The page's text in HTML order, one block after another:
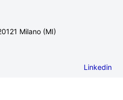
Milano (MI)
Linkedin